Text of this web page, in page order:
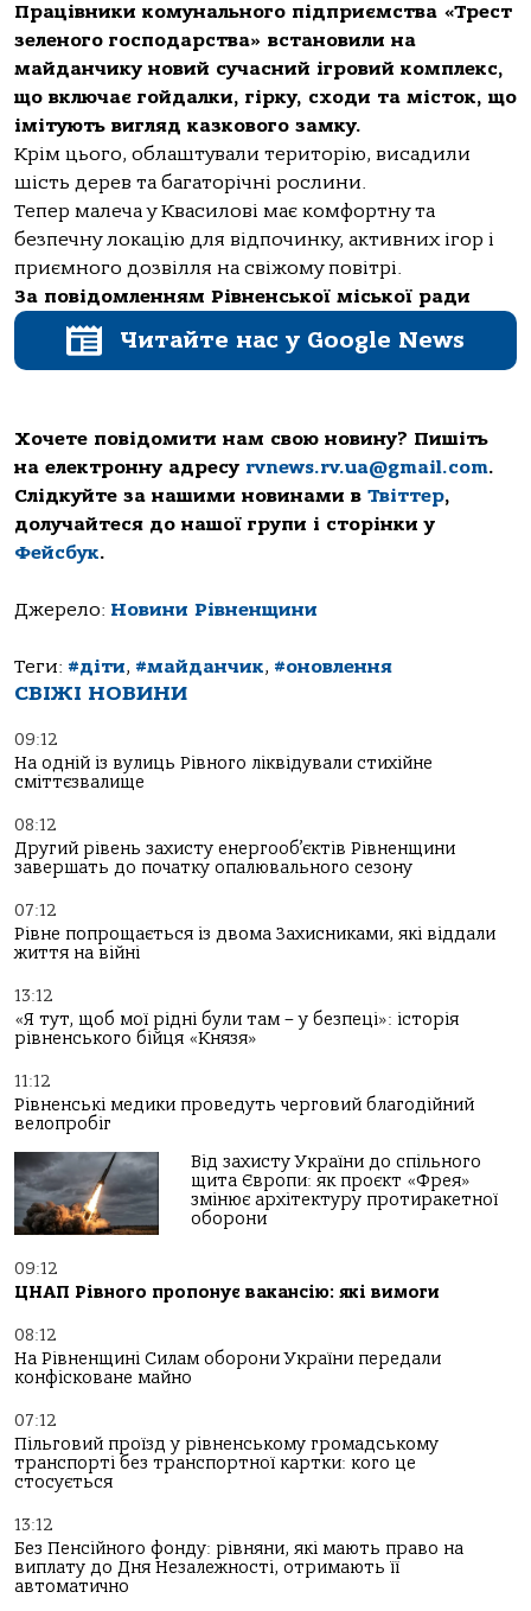
Працівники комунального підприємства «Трест
зеленого господарства» встановили на
майданчику новий сучасний ігровий комплекс,
що включає гойдалки, гірку, сходи та місток, що
імітують вигляд казкового замку.
Крім цього, облаштували територію, висадили
шість дерев та багаторічні рослини.
Тепер малеча у Квасилові має комфортну та
безпечну локацію для відпочинку, активних ігор і
приємного дозвілля на свіжому повітрі.
За повідомленням Рівненської міської ради
Читайте нас у Google News
Хочете повідомити нам свою новину? Пишіть
на електронну адресу rvnews.rv.ua@gmail.com.
Слідкуйте за нашими новинами в Твіттер,
долучайтеся до нашої групи і сторінки у
Фейсбук.
Джерело: Новини Рівненщини
Теги: #діти, #майданчик, #оновлення
СВІЖІ НОВИНИ
09:12
На одній із вулиць Рівного ліквідували стихійне
сміттєзвалище
08:12
Другий рівень захисту енергооб’єктів Рівненщини
завершать до початку опалювального сезону
07:12
Рівне попрощається із двома Захисниками, які віддали
життя на війні
13:12
«Я тут, щоб мої рідні були там – у безпеці»: історія
рівненського бійця «Князя»
11:12
Рівненські медики проведуть черговий благодійний
велопробіг
Від захисту України до спільного
щита Європи: як проєкт «Фрея»
змінює архітектуру протиракетної
оборони
09:12
ЦНАП Рівного пропонує вакансію: які вимоги
08:12
На Рівненщині Силам оборони України передали
конфісковане майно
07:12
Пільговий проїзд у рівненському громадському
транспорті без транспортної картки: кого це
стосується
13:12
Без Пенсійного фонду: рівняни, які мають право на
виплату до Дня Незалежності, отримають її
автоматично